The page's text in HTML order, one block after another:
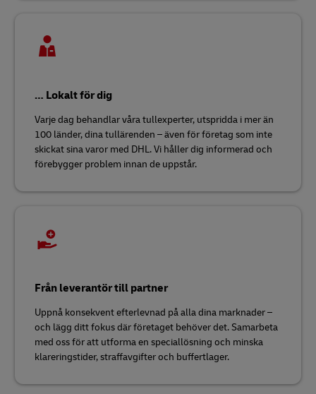
… Lokalt för dig
Varje dag behandlar våra tullexperter, utspridda i mer än
100 länder, dina tullärenden – även för företag som inte
skickat sina varor med DHL. Vi håller dig informerad och
förebygger problem innan de uppstår.
Från leverantör till partner
Uppnå konsekvent efterlevnad på alla dina marknader –
och lägg ditt fokus där företaget behöver det. Samarbeta
med oss för att utforma en speciallösning och minska
klareringstider, straffavgifter och buffertlager.